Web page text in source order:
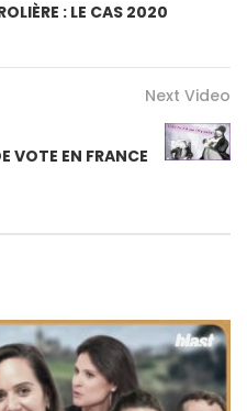
: LE CAS 2020
Next Video
VOTE EN FRANCE